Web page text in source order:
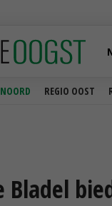
REGIO OOST
Bladel